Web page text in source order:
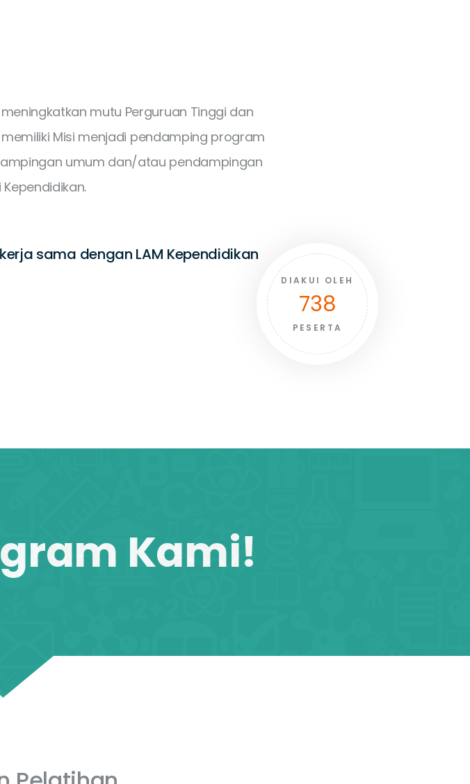
mutu Perguruan Tinggi dan
Misi menjadi pendamping program
umum dan/atau pendampingan
sama dengan LAM Kependidikan
DIAKUI OLEH
839
PESERTA
Kami!